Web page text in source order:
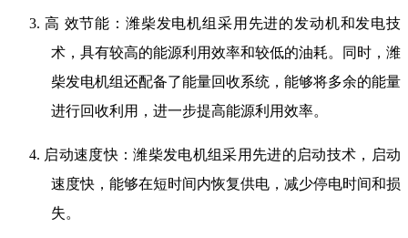
3. 高 效节能：潍柴发电机组采用先进的发动机和发电技
术，具有较高的能源利用效率和较低的油耗。同时，潍
柴发电机组还配备了能量回收系统，能够将多余的能量
进行回收利用，进一步提高能源利用效率。
4. 启动速度快：潍柴发电机组采用先进的启动技术，启动
速度快，能够在短时间内恢复供电，减少停电时间和损
失。